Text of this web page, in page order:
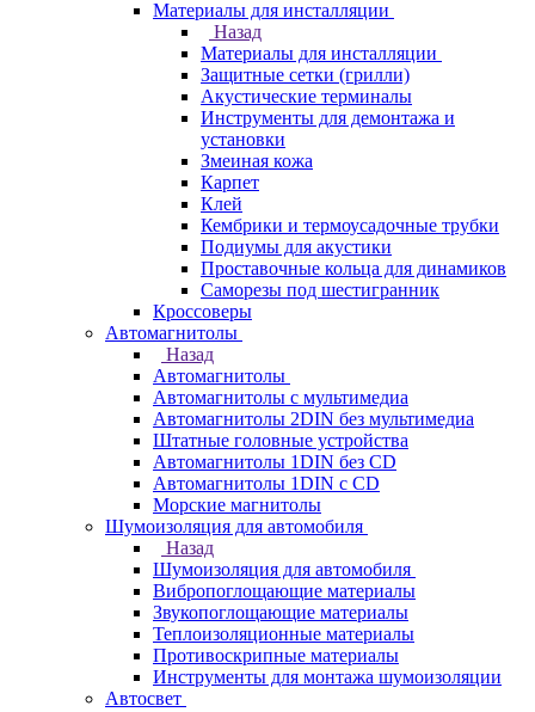
Материалы для инсталляции
Назад
Материалы для инсталляции
Защитные сетки (грилли)
Акустические терминалы
Инструменты для демонтажа и
установки
Змеиная кожа
Карпет
Клей
Кембрики и термоусадочные трубки
Подиумы для акустики
Проставочные кольца для динамиков
Саморезы под шестигранник
Кроссоверы
Автомагнитолы
Назад
Автомагнитолы
Автомагнитолы с мультимедиа
Автомагнитолы 2DIN без мультимедиа
Штатные головные устройства
Автомагнитолы 1DIN без CD
Автомагнитолы 1DIN с CD
Морские магнитолы
Шумоизоляция для автомобиля
Назад
Шумоизоляция для автомобиля
Вибропоглощающие материалы
Звукопоглощающие материалы
Теплоизоляционные материалы
Противоскрипные материалы
Инструменты для монтажа шумоизоляции
Автосвет